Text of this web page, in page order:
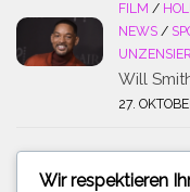
FILM /
NEWS /
Will
27.
Wir respektieren